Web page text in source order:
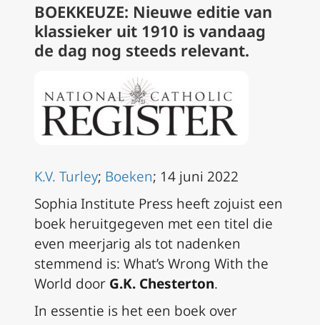
BOEKKEUZE: Nieuwe editie van
klassieker uit 1910 is vandaag
de dag nog steeds relevant.
K.V. Turley; Boeken; 14 juni 2022
Sophia Institute Press heeft zojuist een
boek heruitgegeven met een titel die
even meerjarig als tot nadenken
stemmend is: What’s Wrong With the
World door G.K. Chesterton.
In essentie is het een boek over